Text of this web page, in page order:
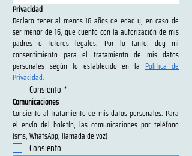
Privacidad
Declaro tener al menos 16 años de edad y, en caso de
ser menor de 16, que cuento con la autorización de mis
padres o tutores legales. Por lo tanto, doy mi
consentimiento para el tratamiento de mis datos
personales según lo establecido en la Política de
Privacidad.
Consiento *
Comunicaciones
Consiento al tratamiento de mis datos personales. Para
el envío del boletín, las comunicaciones por teléfono
(sms, WhatsApp, llamada de voz)
Consiento